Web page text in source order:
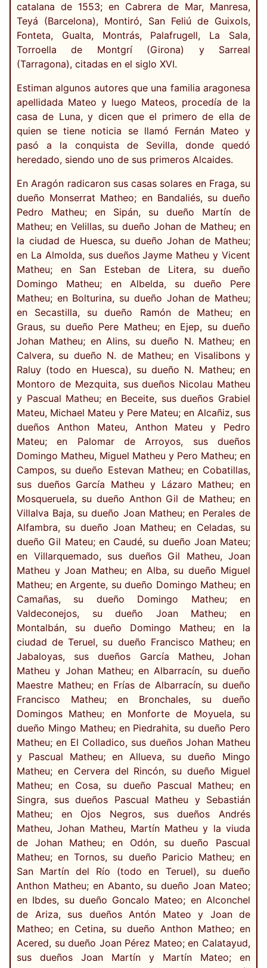
catalana de 1553; en Cabrera de Mar, Manresa,
Teyá (Barcelona), Montiró, San Feliú de Guixols,
Fonteta, Gualta, Montrás, Palafrugell, La Sala,
Torroella de Montgrí (Girona) y Sarreal
(Tarragona), citadas en el siglo XVI.
Estiman algunos autores que una familia aragonesa
apellidada Mateo y luego Mateos, procedía de la
casa de Luna, y dicen que el primero de ella de
quien se tiene noticia se llamó Fernán Mateo y
pasó a la conquista de Sevilla, donde quedó
heredado, siendo uno de sus primeros Alcaides.
En Aragón radicaron sus casas solares en Fraga, su
dueño Monserrat Matheo; en Bandaliés, su dueño
Pedro Matheu; en Sipán, su dueño Martín de
Matheu; en Velillas, su dueño Johan de Matheu; en
la ciudad de Huesca, su dueño Johan de Matheu;
en La Almolda, sus dueños Jayme Matheu y Vicent
Matheu; en San Esteban de Litera, su dueño
Domingo Matheu; en Albelda, su dueño Pere
Matheu; en Bolturina, su dueño Johan de Matheu;
en Secastilla, su dueño Ramón de Matheu; en
Graus, su dueño Pere Matheu; en Ejep, su dueño
Johan Matheu; en Alins, su dueño N. Matheu; en
Calvera, su dueño N. de Matheu; en Visalibons y
Raluy (todo en Huesca), su dueño N. Matheu; en
Montoro de Mezquita, sus dueños Nicolau Matheu
y Pascual Matheu; en Beceite, sus dueños Grabiel
Mateu, Michael Mateu y Pere Mateu; en Alcañiz, sus
dueños Anthon Mateu, Anthon Mateu y Pedro
Mateu; en Palomar de Arroyos, sus dueños
Domingo Matheu, Miguel Matheu y Pero Matheu; en
Campos, su dueño Estevan Matheu; en Cobatillas,
sus dueños García Matheu y Lázaro Matheu; en
Mosqueruela, su dueño Anthon Gil de Matheu; en
Villalva Baja, su dueño Joan Matheu; en Perales de
Alfambra, su dueño Joan Matheu; en Celadas, su
dueño Gil Mateu; en Caudé, su dueño Joan Mateu;
en Villarquemado, sus dueños Gil Matheu, Joan
Matheu y Joan Matheu; en Alba, su dueño Miguel
Matheu; en Argente, su dueño Domingo Matheu; en
Camañas, su dueño Domingo Matheu; en
Valdeconejos, su dueño Joan Matheu; en
Montalbán, su dueño Domingo Matheu; en la
ciudad de Teruel, su dueño Francisco Matheu; en
Jabaloyas, sus dueños García Matheu, Johan
Matheu y Johan Matheu; en Albarracín, su dueño
Maestre Matheu; en Frías de Albarracín, su dueño
Francisco Matheu; en Bronchales, su dueño
Domingos Matheu; en Monforte de Moyuela, su
dueño Mingo Matheu; en Piedrahita, su dueño Pero
Matheu; en El Colladico, sus dueños Johan Matheu
y Pascual Matheu; en Allueva, su dueño Mingo
Matheu; en Cervera del Rincón, su dueño Miguel
Matheu; en Cosa, su dueño Pascual Matheu; en
Singra, sus dueños Pascual Matheu y Sebastián
Matheu; en Ojos Negros, sus dueños Andrés
Matheu, Johan Matheu, Martín Matheu y la viuda
de Johan Matheu; en Odón, su dueño Pascual
Matheu; en Tornos, su dueño Paricio Matheu; en
San Martín del Río (todo en Teruel), su dueño
Anthon Matheu; en Abanto, su dueño Joan Mateo;
en Ibdes, su dueño Goncalo Mateo; en Alconchel
de Ariza, sus dueños Antón Mateo y Joan de
Matheo; en Cetina, su dueño Anthon Matheo; en
Acered, su dueño Joan Pérez Mateo; en Calatayud,
sus dueños Joan Martín y Martín Mateo; en